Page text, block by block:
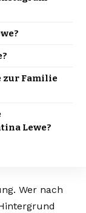
zur Familie
Lewe?
Wer nach